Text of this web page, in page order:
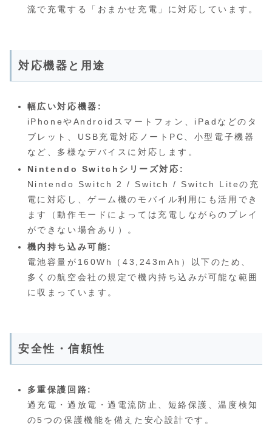
流で充電する「おまかせ充電」に対応しています。
対応機器と用途
幅広い対応機器:
iPhoneやAndroidスマートフォン、iPadなどのタ
ブレット、USB充電対応ノートPC、小型電子機器
など、多様なデバイスに対応します。
Nintendo Switchシリーズ対応:
Nintendo Switch 2 / Switch / Switch Liteの充
電に対応し、ゲーム機のモバイル利用にも活用でき
ます（動作モードによっては充電しながらのプレイ
ができない場合あり）。
機内持ち込み可能:
電池容量が160Wh（43,243mAh）以下のため、
多くの航空会社の規定で機内持ち込みが可能な範囲
に収まっています。
安全性・信頼性
多重保護回路:
過充電・過放電・過電流防止、短絡保護、温度検知
の5つの保護機能を備えた安心設計です。